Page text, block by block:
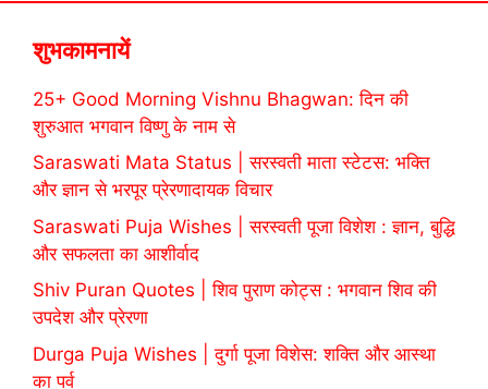
शुभकामनायें
25+ Good Morning Vishnu Bhagwan: दिन की
शुरुआत भगवान विष्णु के नाम से
Saraswati Mata Status | सरस्वती माता स्टेटस: भक्ति
और ज्ञान से भरपूर प्रेरणादायक विचार
Saraswati Puja Wishes | सरस्वती पूजा विशेश : ज्ञान, बुद्धि
और सफलता का आशीर्वाद
Shiv Puran Quotes | शिव पुराण कोट्स : भगवान शिव की
उपदेश और प्रेरणा
Durga Puja Wishes | दुर्गा पूजा विशेस: शक्ति और आस्था
का पर्व